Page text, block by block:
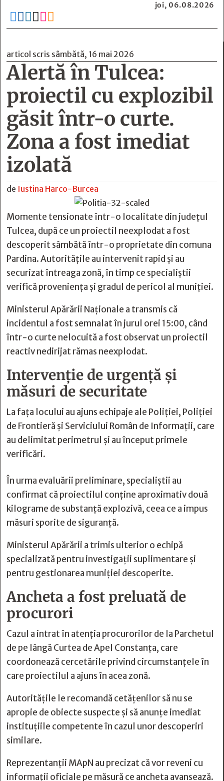
joi, 06.08.2026
     
articol scris sâmbătă, 16 mai 2026
Alertă în Tulcea:
proiectil cu explozibil
găsit într-o curte.
Zona a fost imediat
izolată
de Iustina Harco-Burcea
Momente tensionate într-o localitate din județul
Tulcea, după ce un proiectil neexplodat a fost
descoperit sâmbătă într-o proprietate din comuna
Pardina. Autoritățile au intervenit rapid și au
securizat întreaga zonă, în timp ce specialiștii
verifică proveniența și gradul de pericol al muniției.
Ministerul Apărării Naționale a transmis că
incidentul a fost semnalat în jurul orei 15:00, când
într-o curte nelocuită a fost observat un proiectil
reactiv nedirijat rămas neexplodat.
Intervenție de urgență și
măsuri de securitate
La fața locului au ajuns echipaje ale Poliției, Poliției
de Frontieră și Serviciului Român de Informații, care
au delimitat perimetrul și au început primele
verificări.
În urma evaluării preliminare, specialiștii au
confirmat că proiectilul conține aproximativ două
kilograme de substanță explozivă, ceea ce a impus
măsuri sporite de siguranță.
Ministerul Apărării a trimis ulterior o echipă
specializată pentru investigații suplimentare și
pentru gestionarea muniției descoperite.
Ancheta a fost preluată de
procurori
Cazul a intrat în atenția procurorilor de la Parchetul
de pe lângă Curtea de Apel Constanța, care
coordonează cercetările privind circumstanțele în
care proiectilul a ajuns în acea zonă.
Autoritățile le recomandă cetățenilor să nu se
apropie de obiecte suspecte și să anunțe imediat
instituțiile competente în cazul unor descoperiri
similare.
Reprezentanții MApN au precizat că vor reveni cu
informații oficiale pe măsură ce ancheta avansează.